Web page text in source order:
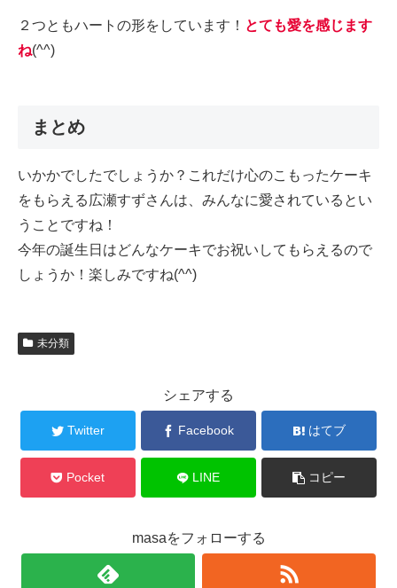
２つともハートの形をしています！ とても愛を感じます
ね(^^)
まとめ
いかかでしたでしょうか？これだけ心のこもったケーキ
をもらえる広瀬すずさんは、みんなに愛されているとい
うことですね！
今年の誕生日はどんなケーキでお祝いしてもらえるので
しょうか！楽しみですね(^^)
未分類
シェアする
Twitter Facebook はてブ
Pocket LINE コピー
masaをフォローする